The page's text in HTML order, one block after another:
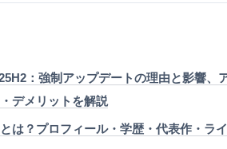
：強制アップデートの理由と影響、
デメリットを解説
は？プロフィール・学歴・代表作・ラ